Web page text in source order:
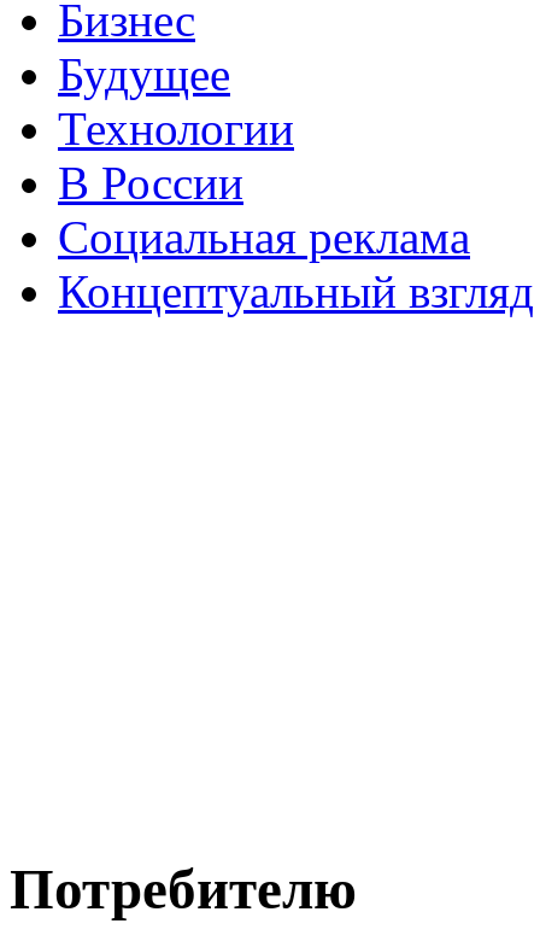
Бизнес
Будущее
Технологии
В России
Социальная реклама
Концептуальный взгляд
Потребителю